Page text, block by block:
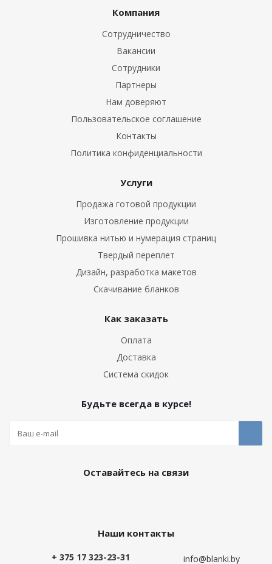
Компания
Сотрудничество
Вакансии
Сотрудники
Партнеры
Нам доверяют
Пользовательское соглашение
Контакты
Политика конфиденциальности
Услуги
Продажа готовой продукции
Изготовление продукции
Прошивка нитью и нумерация страниц
Твердый переплет
Дизайн, разработка макетов
Скачивание бланков
Как заказать
Оплата
Доставка
Система скидок
Будьте всегда в курсе!
Оставайтесь на связи
Наши контакты
+ 375 17 323-23-31 info@blanki.by